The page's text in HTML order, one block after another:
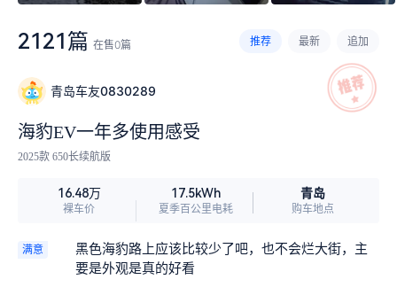
车！
2121篇 在售0篇 推荐 最新 追加
青岛车友0830289
海豹EV一年多使用感受
2025款 650长续航版
16.48万
裸车价
17.5kWh
夏季百公里电耗
青岛
购车地点
满意
黑色海豹路上应该比较少了吧，也不会烂大街，主
要是外观是真的好看